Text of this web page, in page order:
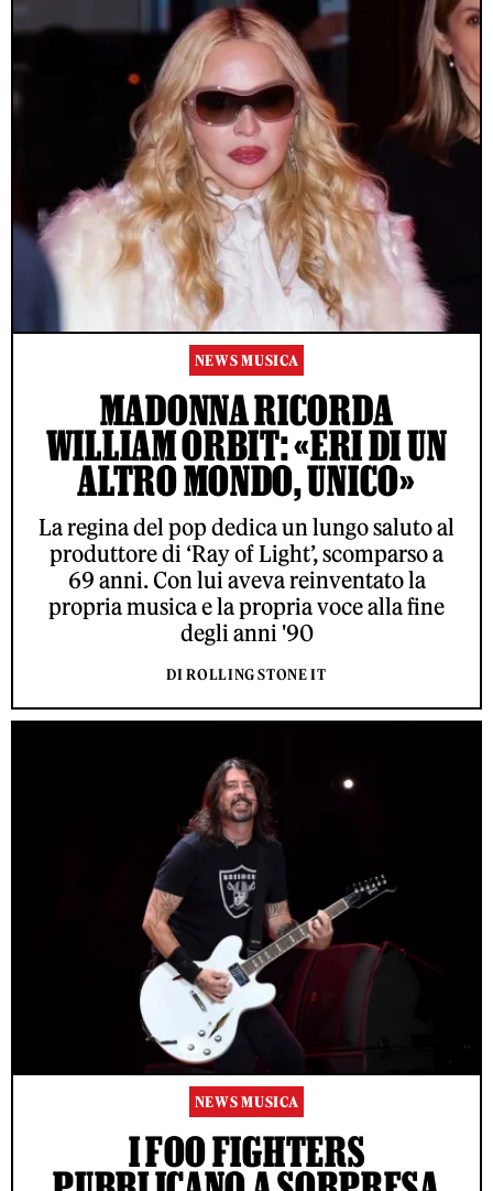
NEWS MUSICA
MADONNA RICORDA
WILLIAM ORBIT: «ERI DI UN
ALTRO MONDO, UNICO»
La regina del pop dedica un lungo saluto al
produttore di ‘Ray of Light’, scomparso a
69 anni. Con lui aveva reinventato la
propria musica e la propria voce alla fine
degli anni '90
DI ROLLING STONE IT
NEWS MUSICA
I FOO FIGHTERS